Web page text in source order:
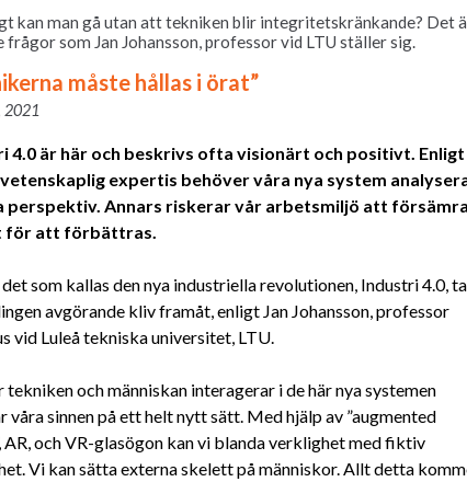
kan man gå utan att tekniken blir integritetskränkande? Det
frågor som Jan Johansson, professor vid LTU ställer sig.
måste hållas i örat”
2021
4.0 är här och beskrivs ofta visionärt och positivt. Enligt
expertis behöver våra nya system
perspektiv. Annars riskerar vår arbetsmiljö att
för att förbättras.
som kallas den nya industriella revolutionen, Industri 4.0,
avgörande kliv framåt, enligt Jan Johansson, professor
vid Luleå tekniska universitet, LTU.
tekniken och människan interagerar i de här nya systemen
våra sinnen på ett helt nytt sätt. Med hjälp av ”augmented
AR, och VR-glasögon kan vi blanda verklighet med fiktiv
Vi kan sätta externa skelett på människor. Allt detta